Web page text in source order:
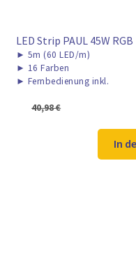
LED Strip PAUL 45W RGB
► 5m (60 LED/m)
► 16 Farben
► Fernbedienung inkl.
40,98€
In